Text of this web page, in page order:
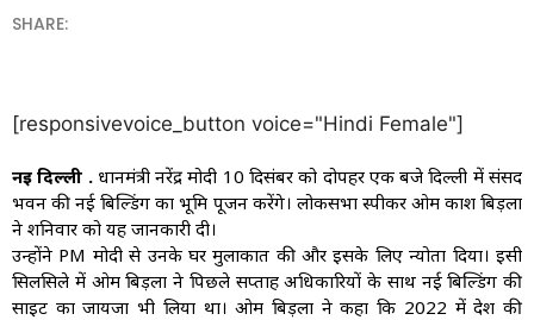
SHARE:
[responsivevoice_button voice="Hindi Female"]
नई दिल्ली .प्रधानमंत्री नरेंद्र मोदी 10 दिसंबर को दोपहर एक बजे दिल्ली में संसद
भवन की नई बिल्डिंग का भूमि पूजन करेंगे। लोकसभा स्पीकर ओम प्रकाश बिड़ला
ने शनिवार को यह जानकारी दी।
उन्होंने PM मोदी से उनके घर मुलाकात की और इसके लिए न्योता दिया। इसी
सिलसिले में ओम बिड़ला ने पिछले सप्ताह अधिकारियों के साथ नई बिल्डिंग की
साइट का जायजा भी लिया था। ओम बिड़ला ने कहा कि 2022 में देश की